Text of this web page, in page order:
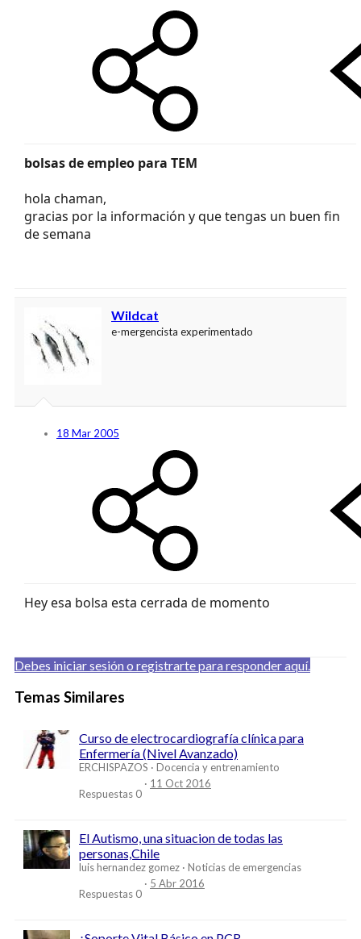
bolsas de empleo para TEM
hola chaman,
gracias por la información y que tengas un buen fin
de semana
Wildcat
e-mergencista experimentado
18 Mar 2005
Hey esa bolsa esta cerrada de momento
Debes iniciar sesión o registrarte para responder aquí.
Temas Similares
Curso de electrocardiografía clínica para
Enfermería (Nivel Avanzado)
ERCHISPAZOS Docencia y entrenamiento
Respuestas 0
11 Oct 2016
El Autismo, una situacion de todas las
personas,Chile
luis hernandez gomez Noticias de emergencias
Respuestas 0
5 Abr 2016